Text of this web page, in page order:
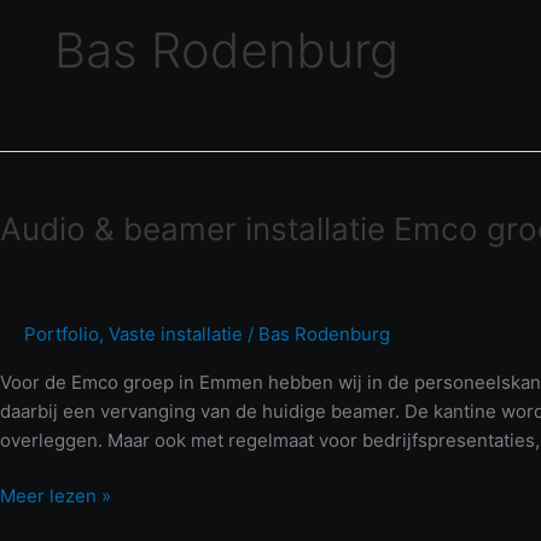
Bas Rodenburg
Audio & beamer installatie Emco
Portfolio, Vaste installatie / Bas Rodenburg
Voor de Emco groep in Emmen hebben wij in de
daarbij een vervanging van de huidige beamer. De kantine
overleggen. Maar ook met regelmaat voor
beamer
Emmen
Meer lezen »